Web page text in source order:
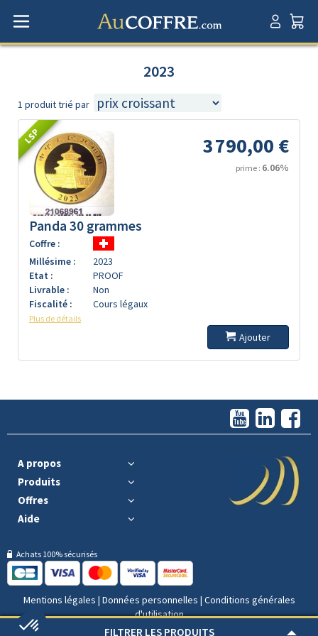
FILTRER LES PRODUITS
2023
1 produit trié par
LSP 3 790,00 €
prime : 6.06%
Panda 30 grammes
Coffre :
Millésime :
2023
Etat :
PROOF
Livrable :
Non
Fiscalité :
Cours légaux
Plus de détails
Ajouter
A propos
Produits
Offres
Aide
Achats 100% sécurisés
Mentions légales | Données personnelles | Conditions générales
d'utilisation